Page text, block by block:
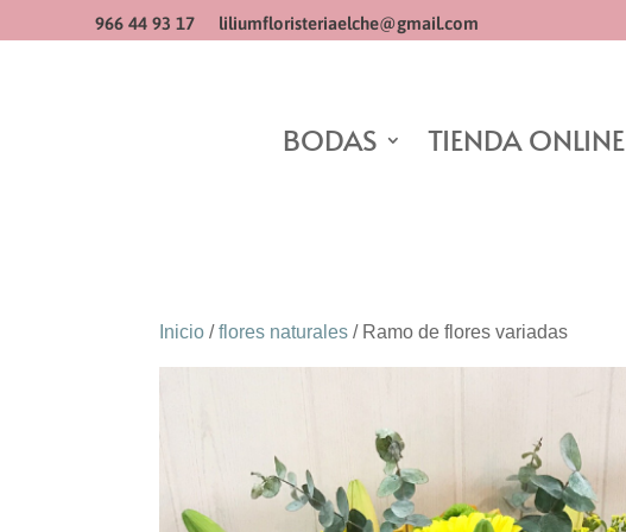
966 44 93 17 liliumfloristeriaelche@gmail.com
BODAS TIENDA ONLINE
Inicio /flores naturales / Ramo de flores variadas